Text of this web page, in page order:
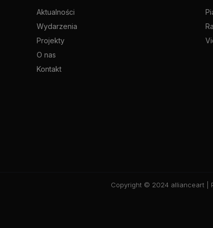
Aktualności
Wydarzenia
Projekty
O nas
Kontakt
Copyright © 2024 allianceart |